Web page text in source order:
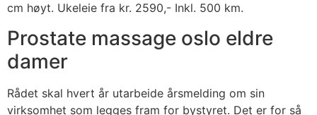
cm høyt. Ukeleie fra kr. 2590,- Inkl. 500 km.
Prostate massage oslo eldre
damer
Rådet skal hvert år utarbeide årsmelding om sin
virksomhet som legges fram for bystyret. Det er for så